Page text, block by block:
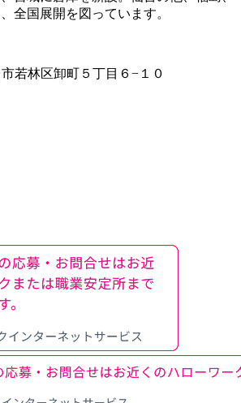
全国展開を図っています。
若林区卸町５丁目６−１０